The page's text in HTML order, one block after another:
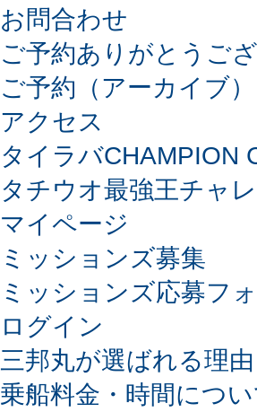
お問合わせ
ご予約ありがとうご
ご予約（アーカイブ）
アクセス
タイラバCHAMPION
タチウオ最強王チャ
マイページ
ミッションズ募集
ミッションズ応募フ
ログイン
三邦丸が選ばれる理由
乗船料金・時間につい